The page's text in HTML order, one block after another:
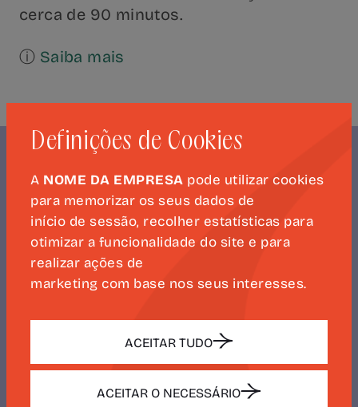
cerca de 90 minutos.
ⓘ Saiba mais
NEWSLETTER
CAMÕES 500
Definições de Cookies
A NOME DA EMPRESA pode utilizar cookies
para memorizar os seus dados de
início de sessão, recolher estatísticas para
otimizar a funcionalidade do site e para
realizar ações de
marketing com base nos seus interesses.
ACEITAR TUDO
ACEITAR O NECESSÁRIO